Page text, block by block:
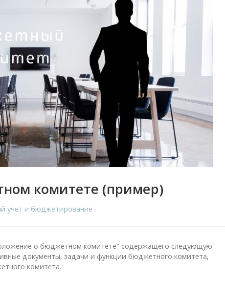
комитете (пример)
учет и бюджетирование
о бюджетном комитете" содержащего следующую
документы, задачи и функции бюджетного комитета,
комитета.